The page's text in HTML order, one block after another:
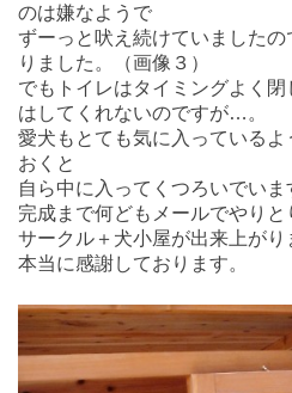
のは嫌なようで
ずーっと吠え続けていました
りました。（画像３）
でもトイレはタイミングよく
はしてくれないのですが…。
愛犬もとても気に入っている
おくと
自ら中に入ってくつろいでいま
完成まで何どもメールでやり
サークル＋犬小屋が出来上がり
本当に感謝しております。